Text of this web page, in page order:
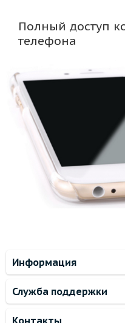
Полный доступ
телефона
Информация
Служба поддержки
Контакты